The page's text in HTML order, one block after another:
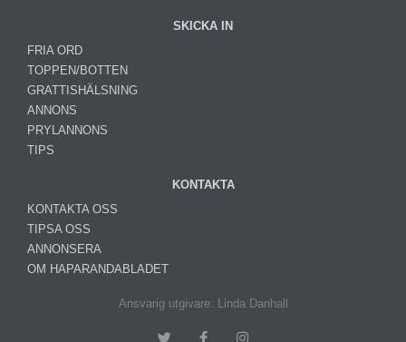
SKICKA IN
FRIA ORD
TOPPEN/BOTTEN
GRATTISHÄLSNING
ANNONS
PRYLANNONS
TIPS
KONTAKTA
KONTAKTA OSS
TIPSA OSS
ANNONSERA
OM HAPARANDABLADET
Ansvarig utgivare: Linda Danhall